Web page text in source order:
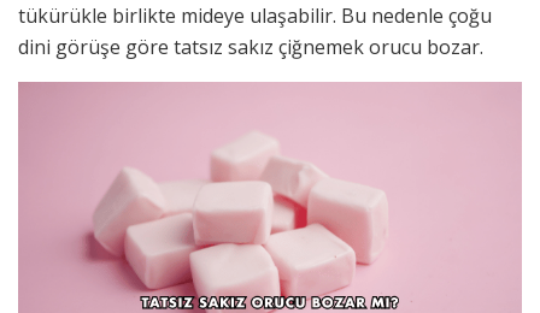
tükürükle birlikte mideye ulaşabilir. Bu nedenle çoğu
dini görüşe göre tatsız sakız çiğnemek orucu bozar.